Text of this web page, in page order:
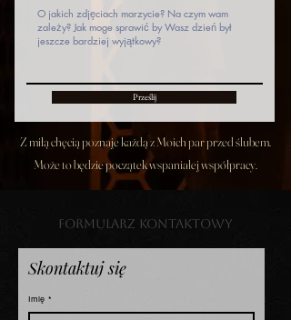
Prześlij
Z miłą chęcią poznaje każdą z Moich par przed ślubem.
Może to będzie początek wspaniałej współpracy.
Formularz kontaktowy
Imię *